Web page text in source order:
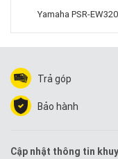
Yamaha PSR-EW320
Trả góp
Bảo hành
Cập nhật thông tin